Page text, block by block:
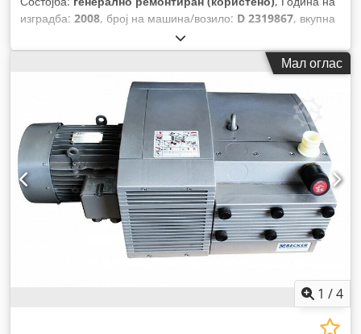
изградба: 2008, број на машина/возило: D 2319867, вкупна
, вкупна должина:
550 мм, вкупна висина:450 мм, волуменски проток:129
, влезна
, максимална брзина на вртење:
Мал оглас
1 /4